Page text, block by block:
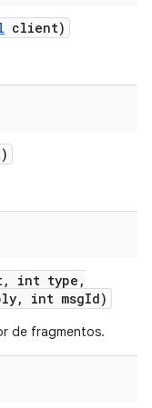
client)
, int type ,
, int msgId)
de fragmentos.